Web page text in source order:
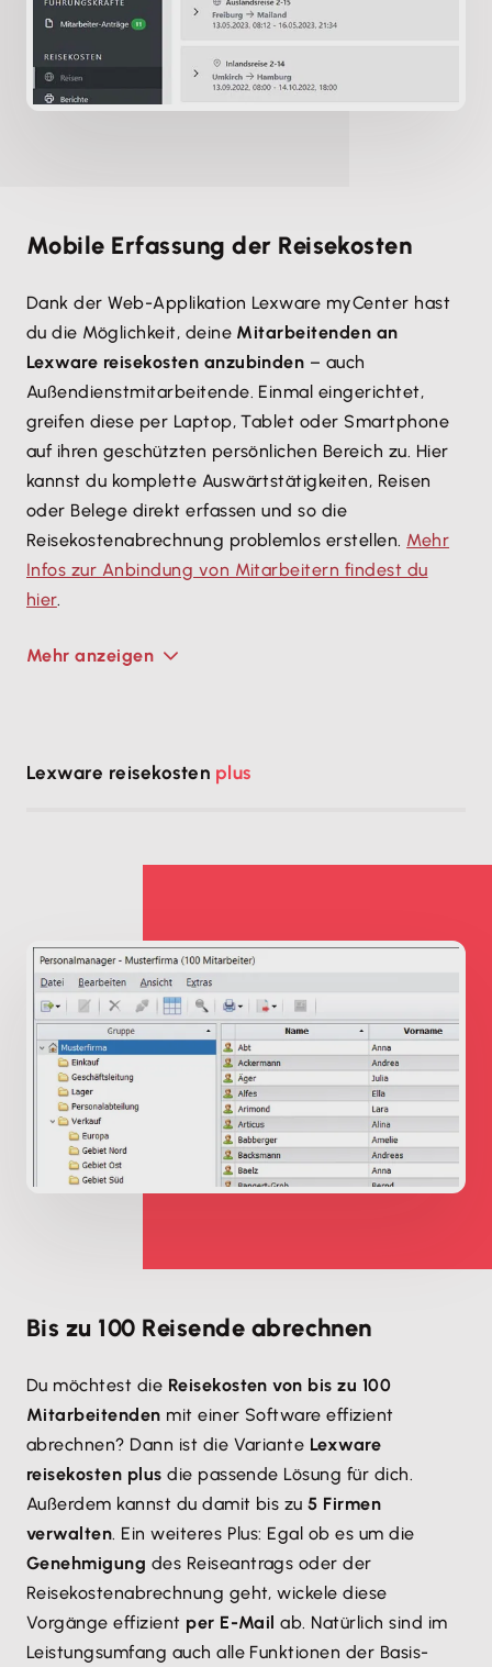
Mobile Erfassung der Reisekosten
Dank der Web-Applikation Lexware myCenter hast
du die Möglichkeit, deine Mitarbeitenden an
Lexware reisekosten anzubinden – auch
Außendienstmitarbeitende. Einmal eingerichtet,
greifen diese per Laptop, Tablet oder Smartphone
auf ihren geschützten persönlichen Bereich zu. Hier
kannst du komplette Auswärtstätigkeiten, Reisen
oder Belege direkt erfassen und so die
Reisekostenabrechnung problemlos erstellen. Mehr
Infos zur Anbindung von Mitarbeitern findest du
hier.
Mehr anzeigen
Lexware reisekosten plus
Bis zu 100 Reisende abrechnen
Du möchtest die Reisekosten von bis zu 100
Mitarbeitenden mit einer Software effizient
abrechnen? Dann ist die Variante Lexware
reisekosten plus die passende Lösung für dich.
Außerdem kannst du damit bis zu5 Firmen
verwalten. Ein weiteres Plus: Egal ob es um die
Genehmigung des Reiseantrags oder der
Reisekostenabrechnung geht, wickele diese
Vorgänge effizient per E-Mail ab. Natürlich sind im
Leistungsumfang auch alle Funktionen der Basis-